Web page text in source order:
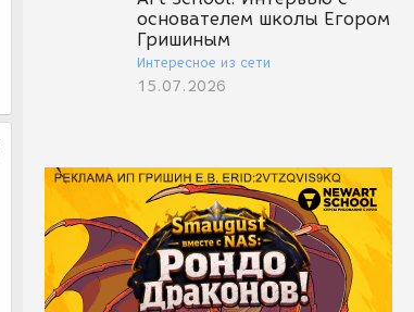
основателем школы Егором
Гришиным
Интересное из сети
15.07.2026